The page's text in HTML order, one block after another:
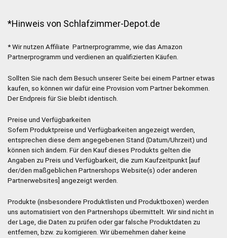
*Hinweis von Schlafzimmer-Depot.de
* Wir nutzen Affiliate Partnerprogramme, wie das Amazon
Partnerprogramm und verdienen an qualifizierten Käufen.
Sollten Sie nach dem Besuch unserer Seite bei einem Partner etwas
kaufen, so können wir dafür eine Provision vom Partner bekommen.
Der Endpreis für Sie bleibt identisch.
Preise und Verfügbarkeiten
Sofern Produktpreise und Verfügbarkeiten angezeigt werden,
entsprechen diese dem angegebenen Stand (Datum/Uhrzeit) und
können sich ändern. Für den Kauf dieses Produkts gelten die
Angaben zu Preis und Verfügbarkeit, die zum Kaufzeitpunkt [auf
der/den maßgeblichen Partnershops Website(s) oder anderen
Partnerwebsites] angezeigt werden.
Produkte (insbesondere Produktlisten und Produktboxen) werden
uns automatisiert von den Partnershops übermittelt. Wir sind nicht in
der Lage, die Daten zu prüfen oder gar falsche Produktdaten zu
entfernen, bzw. zu korrigieren. Wir übernehmen daher keine